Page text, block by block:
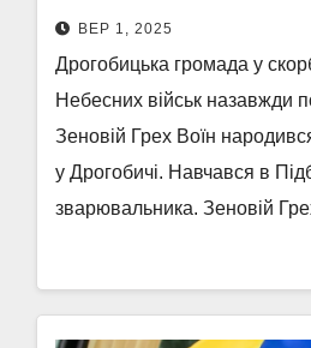
ВЕР 1, 2025
Дрогобицька громада у
Небесних військ назавжди
Зеновій Грех Воїн
у Дрогобичі. Навчався в
зварювальника. Зеновій